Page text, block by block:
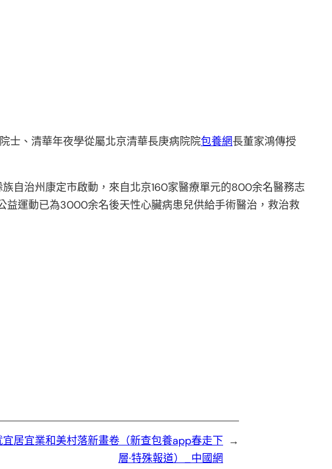
士、清華年夜學從屬北京清華長庚病院院包養網長董家鴻傳授
自治州康定市啟動，來自北京160家醫療單元的800余名醫務志
益運動已為3000余名後天性心臟病患兒供給手術醫治，救治救
→
宜居宜業和美村落新畫卷（新查包養app春走下
層·特殊報道）_中國網